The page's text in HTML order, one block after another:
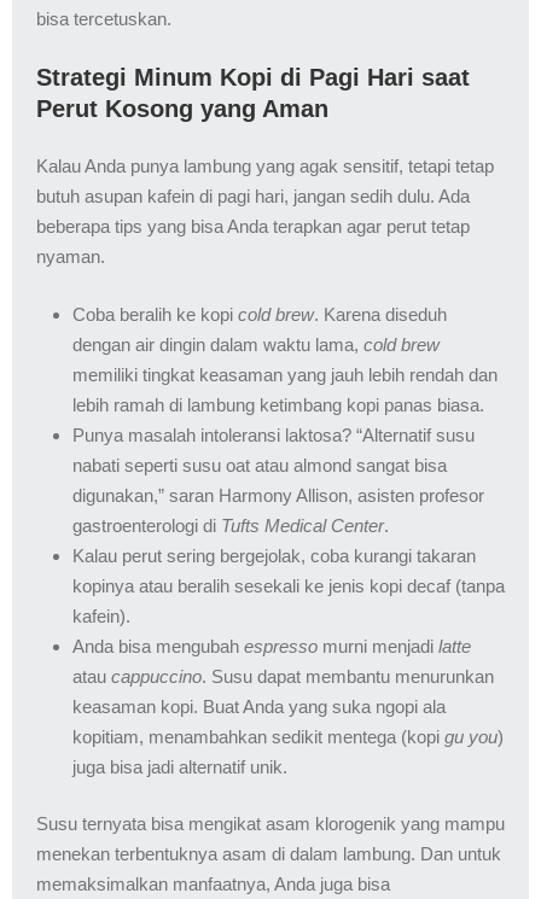
bisa tercetuskan.
Strategi Minum Kopi di Pagi Hari saat
Perut Kosong yang Aman
Kalau Anda punya lambung yang agak sensitif, tetapi tetap
butuh asupan kafein di pagi hari, jangan sedih dulu. Ada
beberapa tips yang bisa Anda terapkan agar perut tetap
nyaman.
Coba beralih ke kopi cold brew. Karena diseduh
dengan air dingin dalam waktu lama, cold brew
memiliki tingkat keasaman yang jauh lebih rendah dan
lebih ramah di lambung ketimbang kopi panas biasa.
Punya masalah intoleransi laktosa? “Alternatif susu
nabati seperti susu oat atau almond sangat bisa
digunakan,” saran Harmony Allison, asisten profesor
gastroenterologi di Tufts Medical Center.
Kalau perut sering bergejolak, coba kurangi takaran
kopinya atau beralih sesekali ke jenis kopi decaf (tanpa
kafein).
Anda bisa mengubah espresso murni menjadi latte
atau cappuccino. Susu dapat membantu menurunkan
keasaman kopi. Buat Anda yang suka ngopi ala
kopitiam, menambahkan sedikit mentega (kopi gu you)
juga bisa jadi alternatif unik.
Susu ternyata bisa mengikat asam klorogenik yang mampu
menekan terbentuknya asam di dalam lambung. Dan untuk
memaksimalkan manfaatnya, Anda juga bisa